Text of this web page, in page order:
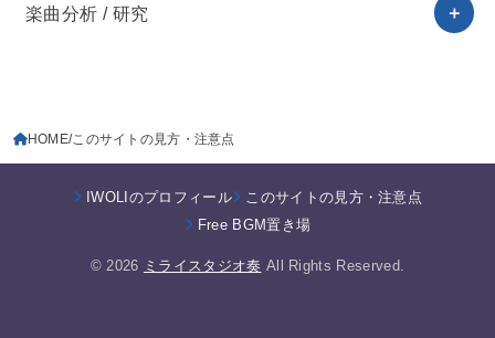
楽曲分析 / 研究
HOME このサイトの見方・注意点
IWOLIのプロフィール
このサイトの見方・注意点
Free BGM置き場
© 2026 ミライスタジオ奏 All Rights Reserved.